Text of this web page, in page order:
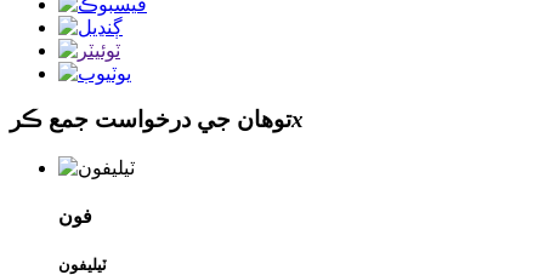
توهان جي درخواست جمع ڪرx
فون
ٽيليفون